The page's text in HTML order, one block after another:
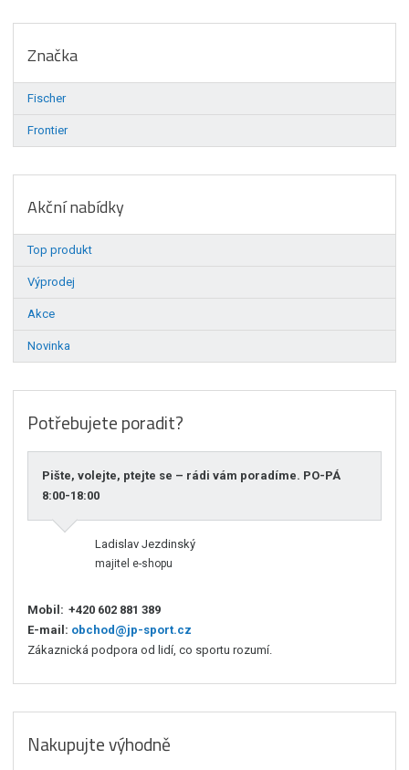
Značka
Fischer
Frontier
Akční nabídky
Top produkt
Výprodej
Akce
Novinka
Potřebujete poradit?
Pište, volejte, ptejte se – rádi vám poradíme. PO-PÁ
8:00-18:00
Ladislav Jezdinský
majitel e-shopu
Mobil: +420 602 881 389
E-mail: obchod@jp-sport.cz
Zákaznická podpora od lidí, co sportu rozumí.
Nakupujte výhodně